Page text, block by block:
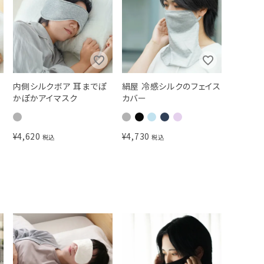
内側シルクボア 耳までぽ
かぽかアイマスク
¥4,620 税込
絹屋 冷感シルクのフェイス
カバー
¥4,730 税込